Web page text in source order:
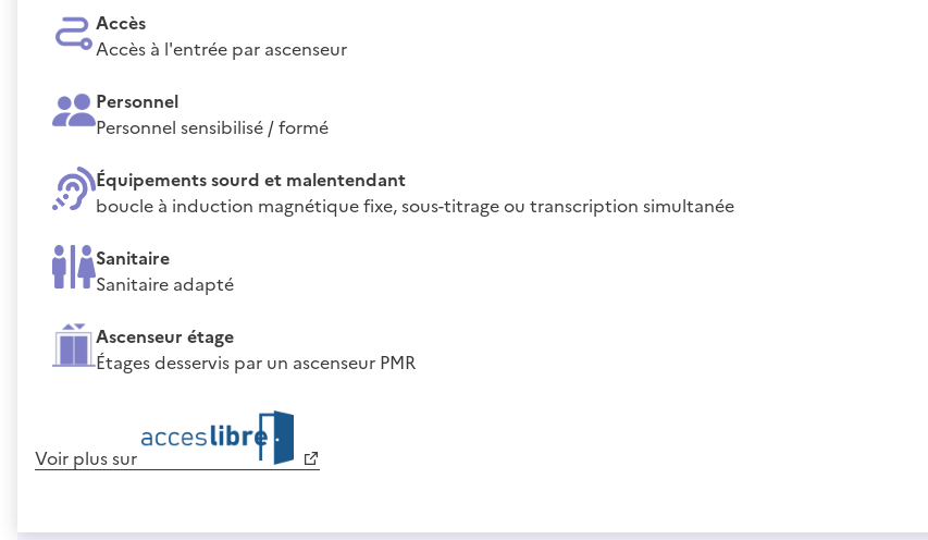
Accès
Accès à l'entrée par ascenseur
Personnel
Personnel sensibilisé / formé
Équipements sourd et malentendant
boucle à induction magnétique fixe, sous-titrage ou transcription simultanée
Sanitaire
Sanitaire adapté
Ascenseur étage
Étages desservis par un ascenseur PMR
Voir plus sur